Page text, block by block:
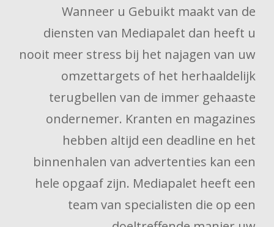
Wanneer u Gebuikt maakt van de
diensten van Mediapalet dan heeft u
nooit meer stress bij het najagen van uw
omzettargets of het herhaaldelijk
terugbellen van de immer gehaaste
ondernemer. Kranten en magazines
hebben altijd een deadline en het
binnenhalen van advertenties kan een
hele opgaaf zijn. Mediapalet heeft een
team van specialisten die op een